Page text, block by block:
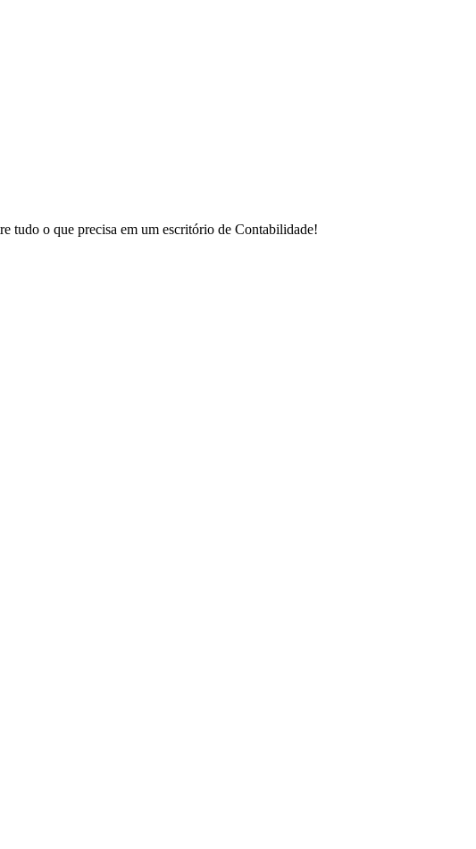
tudo o que precisa em um escritório de Contabilidade!